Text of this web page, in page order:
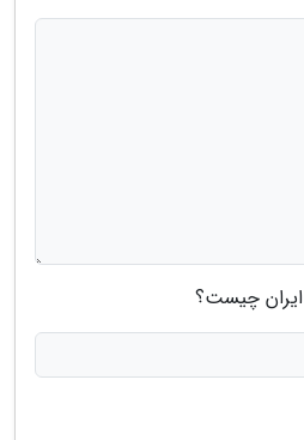
ایران چیست؟